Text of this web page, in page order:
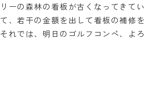
リーの森林の看板が古くなってきて
て、若干の金額を出して看板の補修
それでは、明日のゴルフコンペ、よ